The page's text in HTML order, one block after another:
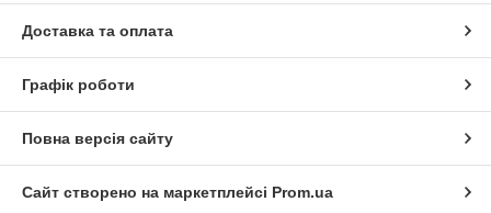
Доставка та оплата
Графік роботи
Повна версія сайту
Сайт створено на маркетплейсі Prom.ua